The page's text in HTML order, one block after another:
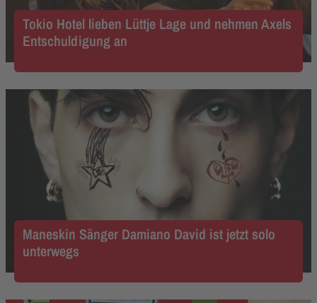
Tokio Hotel lieben Lüttje Lage und nehmen Axels
Entschuldigung an
Maneskin Sänger Damiano David ist jetzt solo
unterwegs